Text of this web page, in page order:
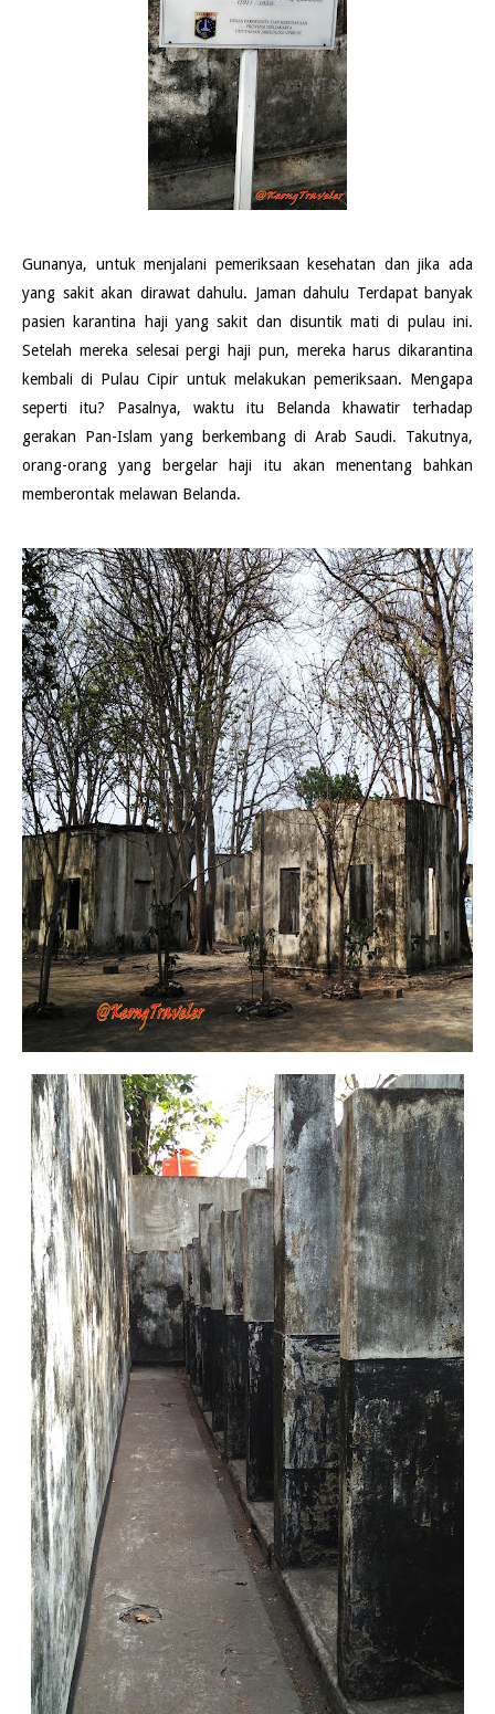
Gunanya, untuk menjalani pemeriksaan kesehatan dan jika ada
yang sakit akan dirawat dahulu. Jaman dahulu Terdapat banyak
pasien karantina haji yang sakit dan disuntik mati di pulau ini.
Setelah mereka selesai pergi haji pun, mereka harus dikarantina
kembali di Pulau Cipir untuk melakukan pemeriksaan. Mengapa
seperti itu? Pasalnya, waktu itu Belanda khawatir terhadap
gerakan Pan-Islam yang berkembang di Arab Saudi. Takutnya,
orang-orang yang bergelar haji itu akan menentang bahkan
memberontak melawan Belanda.